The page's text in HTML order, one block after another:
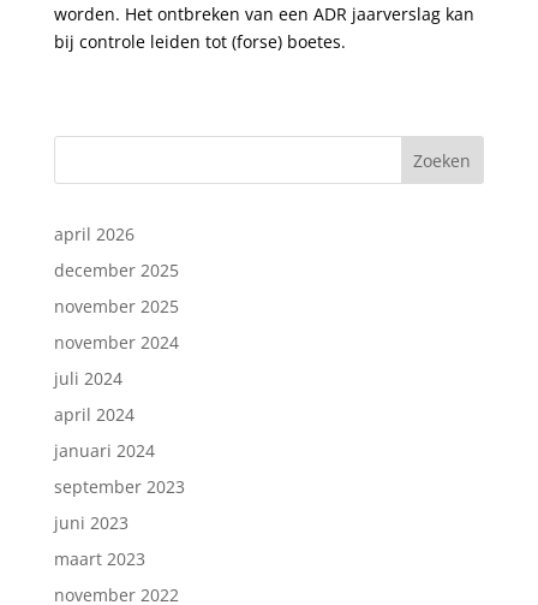
worden. Het ontbreken van een ADR jaarverslag kan
bij controle leiden tot (forse) boetes.
Zoeken
april 2026
december 2025
november 2025
november 2024
juli 2024
april 2024
januari 2024
september 2023
juni 2023
maart 2023
november 2022